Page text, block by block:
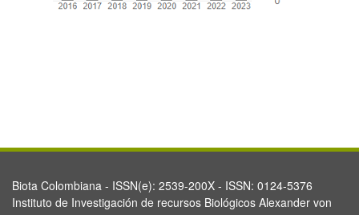
Biota Colombiana - ISSN(e): 2539-200X - ISSN: 0124-5376
Instituto de Investigación de recursos Biológicos Alexander von